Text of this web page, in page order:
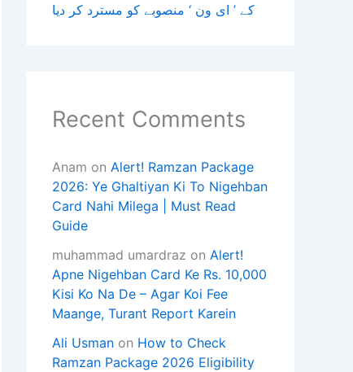
کے ’ ای ون ‘ منصوبے کو مسترد کر دیا
Recent Comments
Anam on Alert! Ramzan Package
2026: Ye Ghaltiyan Ki To Nigehban
Card Nahi Milega | Must Read
Guide
muhammad umardraz on Alert!
Apne Nigehban Card Ke Rs. 10,000
Kisi Ko Na De – Agar Koi Fee
Maange, Turant Report Karein
Ali Usman on How to Check
Ramzan Package 2026 Eligibility